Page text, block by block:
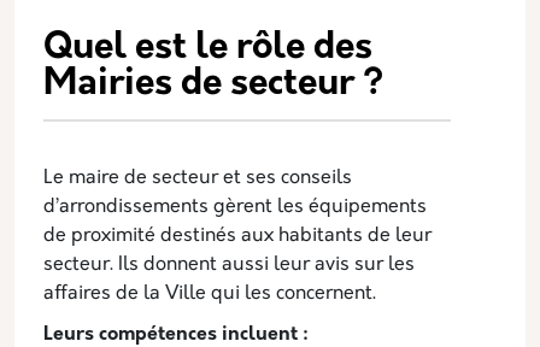
Quel est le rôle des
Mairies de secteur ?
Le maire de secteur et ses conseils
d’arrondissements gèrent les équipements
de proximité destinés aux habitants de leur
secteur. Ils donnent aussi leur avis sur les
affaires de la Ville qui les concernent.
Leurs compétences incluent :